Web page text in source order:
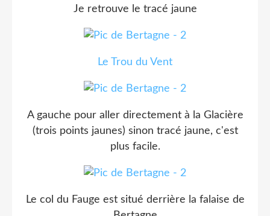
Je retrouve le tracé jaune
Le Trou du Vent
A gauche pour aller directement à la Glacière
(trois points jaunes) sinon tracé jaune, c'est
plus facile.
Le col du Fauge est situé derrière la falaise de